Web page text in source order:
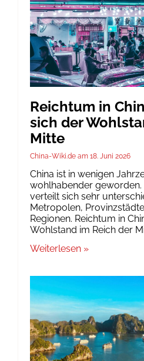
Reichtum in
sich der
Mitte
China-Wiki.de 18. Juni 2026
China ist in wenigen
wohlhabender
verteilt sich sehr
Metropolen,
Regionen. Reichtum in
Wohlstand im Reich der
Weiterlesen »